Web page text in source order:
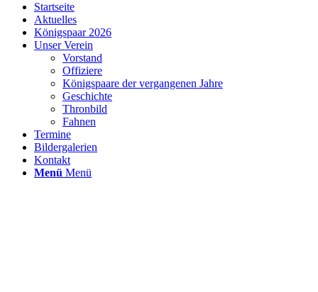
Startseite
Aktuelles
Königspaar 2026
Unser Verein
Vorstand
Offiziere
Königspaare der vergangenen Jahre
Geschichte
Thronbild
Fahnen
Termine
Bildergalerien
Kontakt
Menü Menü